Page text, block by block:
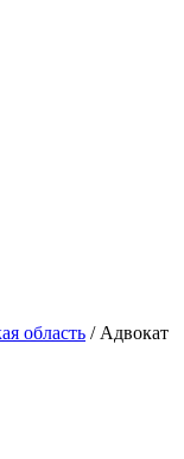
область / Адвокат